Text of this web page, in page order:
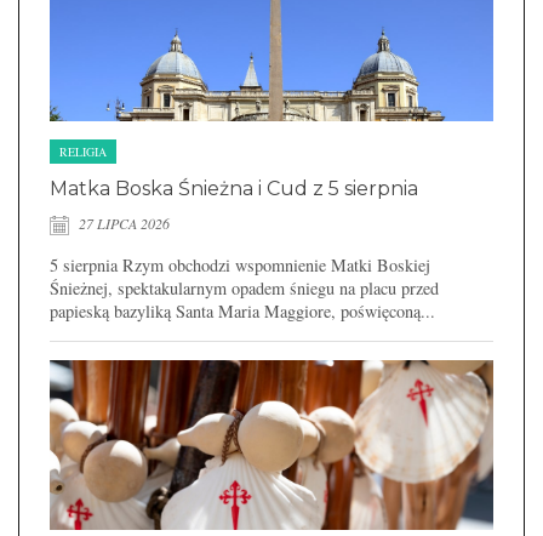
RELIGIA
Matka Boska Śnieżna i Cud z 5 sierpnia
27 LIPCA 2026
5 sierpnia Rzym obchodzi wspomnienie Matki Boskiej
Śnieżnej, spektakularnym opadem śniegu na placu przed
papieską bazyliką Santa Maria Maggiore, poświęconą...